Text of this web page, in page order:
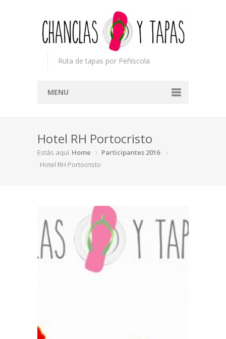
Ruta de tapas por Peñíscola
MENU
Concurso
Participantes
Premios
Prensa
Hotel RH Portocristo
Estás aquí Home
Participantes 2016
Hotel RH Portocristo